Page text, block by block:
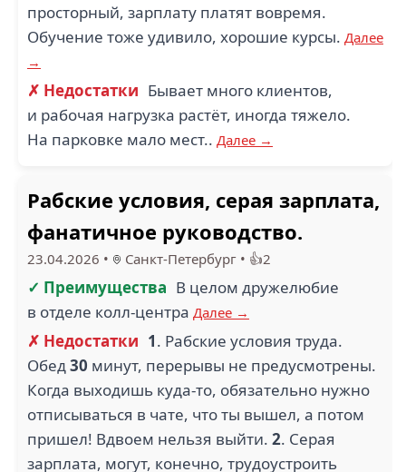
просторный, зарплату платят вовремя.
Обучение тоже удивило, хорошие курсы. Далее
→
✗ Недостатки Бывает много клиентов,
и рабочая нагрузка растёт, иногда тяжело.
На парковке мало мест.. Далее →
Рабские условия, серая зарплата,
фанатичное руководство.
23.04.2026 • Санкт-Петербург • 👍2
✓ Преимущества В целом дружелюбие
в отделе колл-центра Далее →
✗ Недостатки 1. Рабские условия труда.
Обед 30 минут, перерывы не предусмотрены.
Когда выходишь куда-то, обязательно нужно
отписываться в чате, что ты вышел, а потом
пришел! Вдвоем нельзя выйти. 2. Серая
зарплата, могут, конечно, трудоустроить